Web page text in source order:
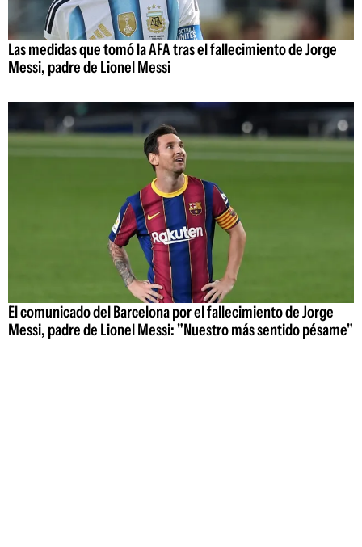
Las medidas que tomó la AFA tras el fallecimiento de Jorge
Messi, padre de Lionel Messi
El comunicado del Barcelona por el fallecimiento de Jorge
Messi, padre de Lionel Messi: "Nuestro más sentido pésame"